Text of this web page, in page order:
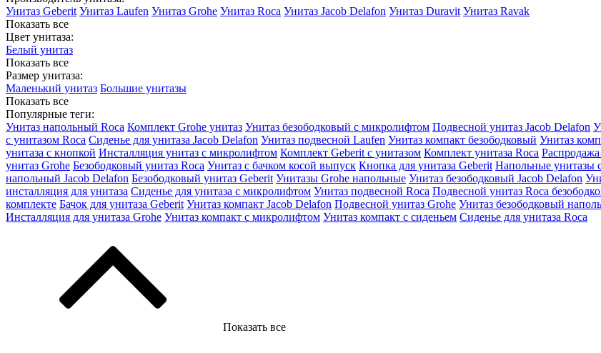
Унитаз Geberit Унитаз Laufen Унитаз Grohe Унитаз Roca Унитаз Jacob Delafon Унитаз Duravit Унитаз Ravak
Показать все
Цвет унитаза:
Белый унитаз
Показать все
Размер унитаза:
Маленький унитаз Большие унитазы
Показать все
Популярные теги:
Унитаз напольный Roca Комплект Grohe унитаз Унитаз безободковый с микролифтом Подвесной унитаз Jacob Delafon
с унитазом Roca Сиденье для унитаза Jacob Delafon Унитаз подвесной Laufen Унитаз компакт безободковый Унитаз
унитаза с кнопкой Инсталляция унитаз с микролифтом Комплект Geberit с унитазом Комплект унитаза Roca Распродажа
унитаз Grohe Безободковый унитаз Roca Унитаз с бачком косой выпуск Кнопка для унитаза Geberit Напольные унитазы
напольный Jacob Delafon Безободковый унитаз Geberit Унитазы Grohe напольные Унитаз безободковый Jacob Delafon
инсталляция для унитаза Сиденье для унитаза с микролифтом Унитаз подвесной Roca Подвесной унитаз Roca
комплекте Бачок для унитаза Geberit Унитаз компакт Jacob Delafon Подвесной унитаз Grohe Унитаз безободковый
Инсталляция для унитаза Grohe Унитаз компакт с микролифтом Унитаз компакт с сиденьем Сиденье для унитаза Roca
Показать все